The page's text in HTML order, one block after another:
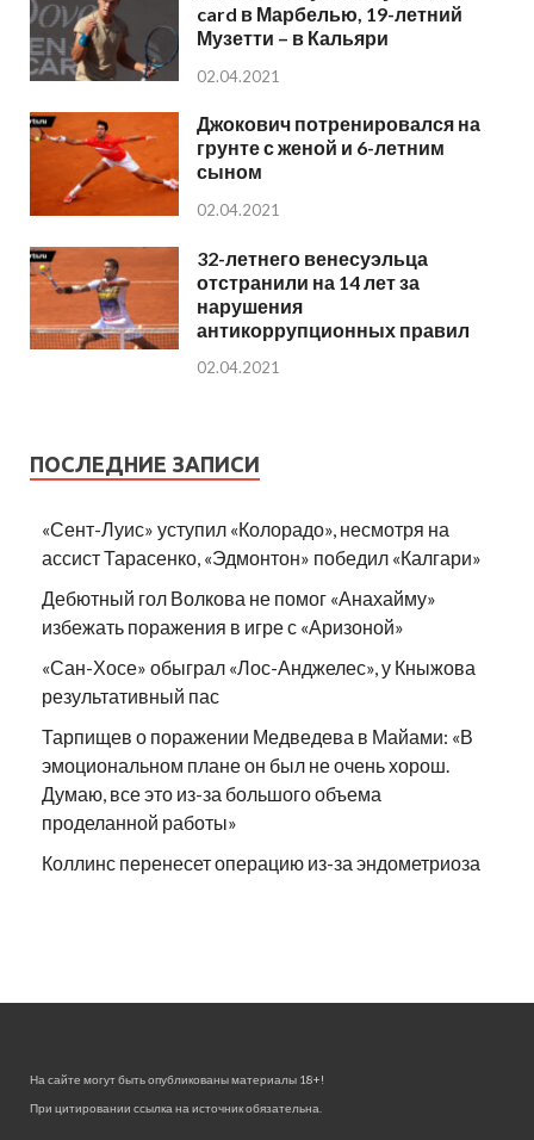
card в Марбелью, 19-летний
Музетти – в Кальяри
02.04.2021
Джокович потренировался на
грунте с женой и 6-летним
сыном
02.04.2021
32-летнего венесуэльца
отстранили на 14 лет за
нарушения
антикоррупционных правил
02.04.2021
ПОСЛЕДНИЕ ЗАПИСИ
«Сент-Луис» уступил «Колорадо», несмотря на
ассист Тарасенко, «Эдмонтон» победил «Калгари»
Дебютный гол Волкова не помог «Анахайму»
избежать поражения в игре с «Аризоной»
«Сан-Хосе» обыграл «Лос-Анджелес», у Кныжова
результативный пас
Тарпищев о поражении Медведева в Майами: «В
эмоциональном плане он был не очень хорош.
Думаю, все это из-за большого объема
проделанной работы»
Коллинс перенесет операцию из-за эндометриоза
На сайте могут быть опубликованы материалы 18+!
При цитировании ссылка на источник обязательна.